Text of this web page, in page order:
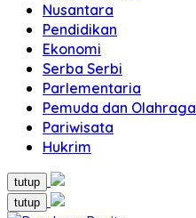
Nusantara
Pendidikan
Ekonomi
Serba Serbi
Parlementaria
Pemuda dan Olahraga
Pariwisata
Hukrim
tutup
tutup